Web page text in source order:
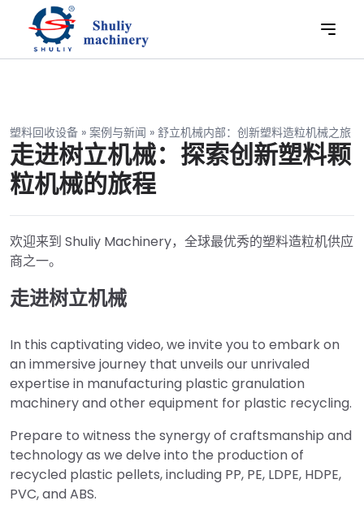
塑料回收设备 » 案例与新闻 » 舒立机械内部：创新塑料造粒机械之旅
走进树立机械：探索创新塑料颗
粒机械的旅程
欢迎来到 Shuliy Machinery，全球最优秀的塑料造粒机供应
商之一。
走进树立机械
In this captivating video, we invite you to embark on
an immersive journey that unveils our unrivaled
expertise in manufacturing plastic granulation
machinery and other equipment for plastic recycling.
Prepare to witness the synergy of craftsmanship and
technology as we delve into the production of
recycled plastic pellets, including PP, PE, LDPE, HDPE,
PVC, and ABS.